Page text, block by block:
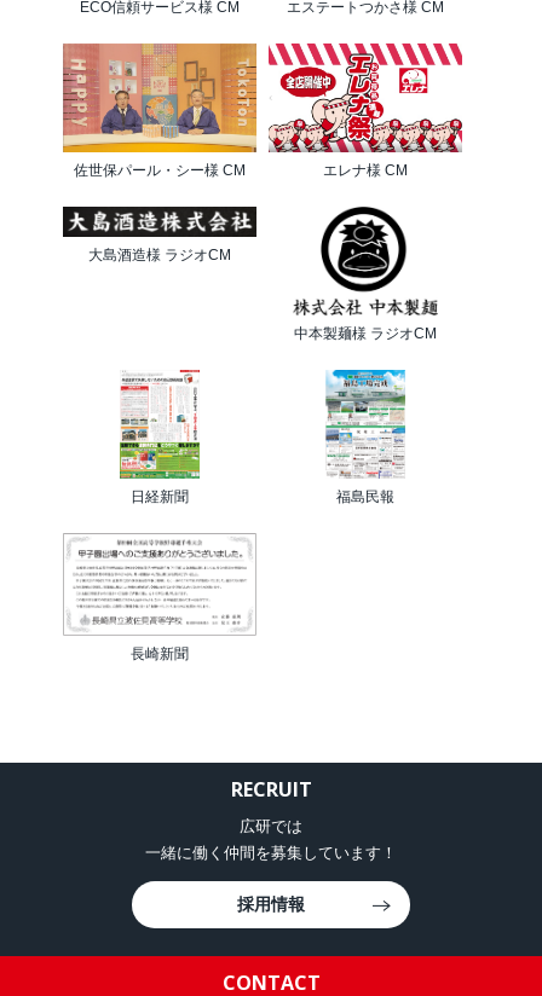
ECO信頼サービス様 CM エステートつかさ様 CM
佐世保パール・シー様 CM エレナ様 CM
大島酒造様 ラジオCM
中本製麺様 ラジオCM
日経新聞 福島民報
長崎新聞
RECRUIT
広研では
一緒に働く仲間を募集しています！
採用情報
CONTACT